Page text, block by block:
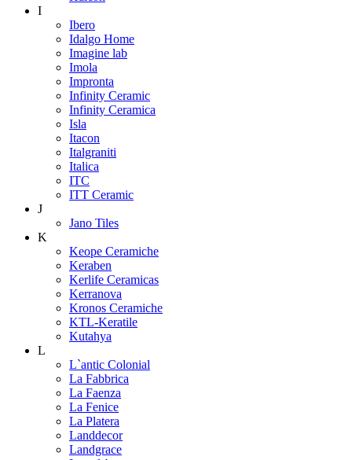
I
Ibero
Idalgo Home
Imagine lab
Imola
Impronta
Infinity Ceramic
Infinity Ceramica
Isla
Itacon
Italgraniti
Italica
ITC
ITT Ceramic
J
Jano Tiles
K
Keope Ceramiche
Keraben
Kerlife Ceramicas
Kerranova
Kronos Ceramiche
KTL-Keratile
Kutahya
L
L`antic Colonial
La Fabbrica
La Faenza
La Fenice
La Platera
Landdecor
Landgrace